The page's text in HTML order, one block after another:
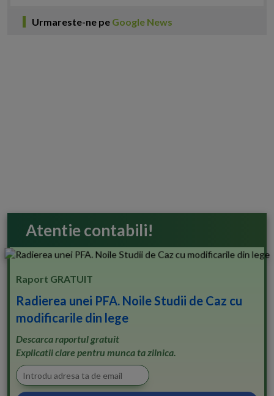
Urmareste-ne pe Google News
Atentie contabili!
Raport GRATUIT
Radierea unei PFA. Noile Studii de Caz cu
modificarile din lege
Descarca raportul gratuit
Explicatii clare pentru munca ta zilnica.